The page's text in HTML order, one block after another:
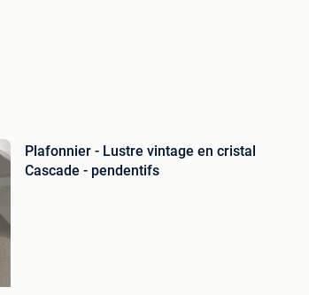
Plafonnier - Lustre vintage en cristal
Cascade - pendentifs